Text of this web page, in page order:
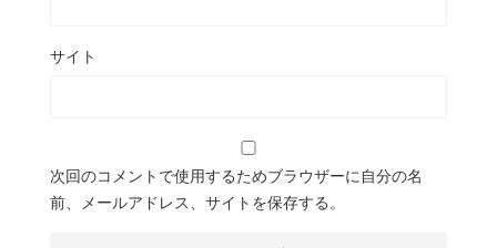
サイト
次回のコメントで使用するためブラウザーに自分の名
前、メールアドレス、サイトを保存する。